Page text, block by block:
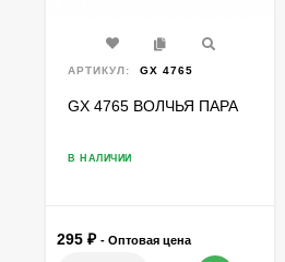
АРТИКУЛ: GX 4765
GX 4765 ВОЛЧЬЯ ПАРА
В НАЛИЧИИ
295 ₽ - Оптовая цена